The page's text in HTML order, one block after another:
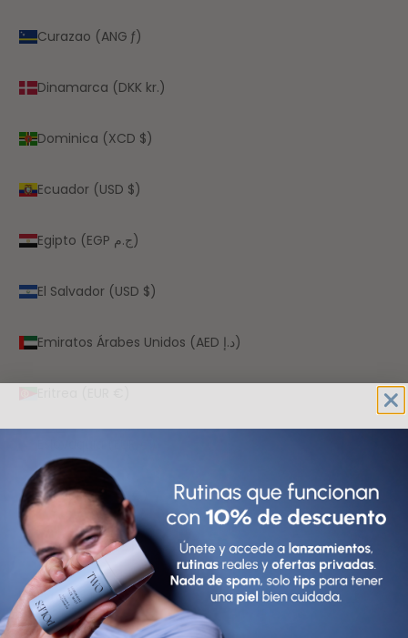
Curazao (ANG ƒ)
Dinamarca (DKK kr.)
Dominica (XCD $)
Ecuador (USD $)
Egipto (EGP ج.م)
El Salvador (USD $)
Emiratos Árabes Unidos (AED د.إ)
Eslovenia (EUR €)
España (EUR €)
Estados Unidos (USD $)